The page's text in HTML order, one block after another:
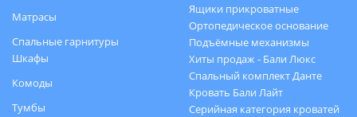
Матрасы
Спальные гарнитуры
Шкафы
Комоды
Тумбы
Ящики прикроватные
Ортопедическое основание
Подъёмные механизмы
Хиты продаж - Бали Люкс
Спальный комплект Данте
Кровать Бали Лайт
Серийная категория кроватей